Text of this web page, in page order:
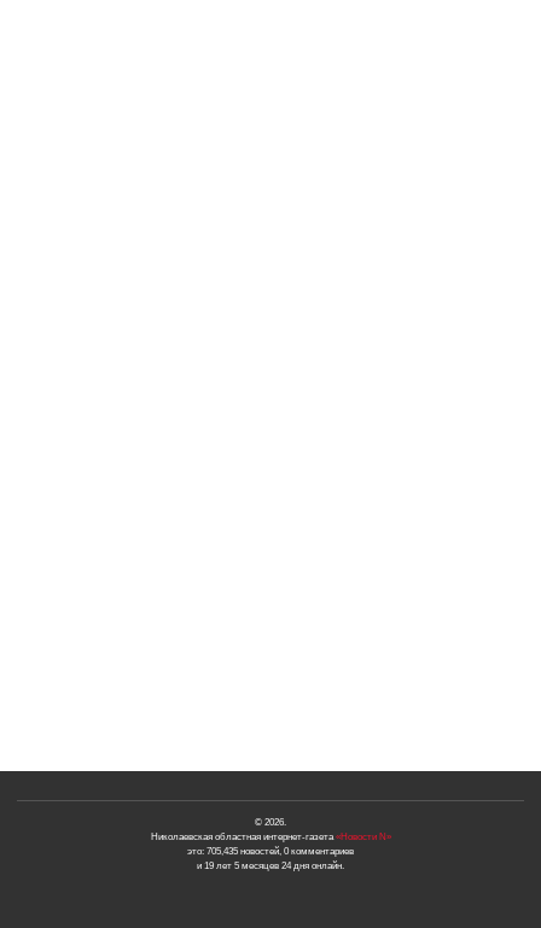
© 2026.
Николаевская областная интернет-газета«Новости N»
это: 705,435 новостей, 0 комментариев
и 19 лет 5 месяцев 24 дня онлайн.